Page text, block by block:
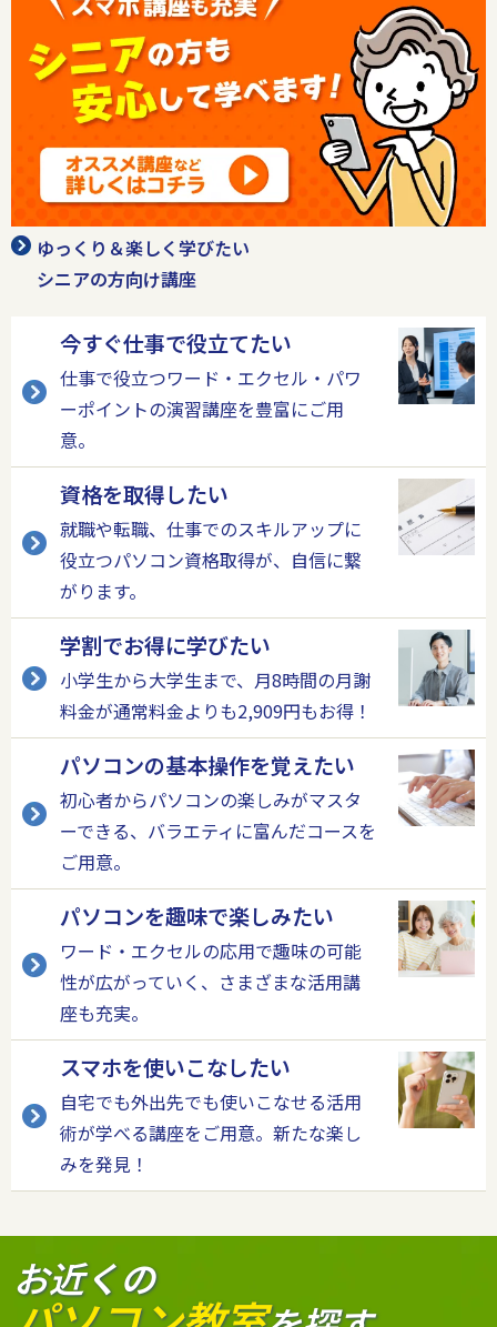
ゆっくり＆楽しく学びたい
シニアの方向け講座
今すぐ仕事で役立てたい
仕事で役立つワード・エクセル・パワ
ーポイントの演習講座を豊富にご用
意。
資格を取得したい
就職や転職、仕事でのスキルアップに
役立つパソコン資格取得が、自信に繋
がります。
学割でお得に学びたい
小学生から大学生まで、月8時間の月謝
料金が通常料金よりも2,909円もお得！
パソコンの基本操作を覚えたい
初心者からパソコンの楽しみがマスタ
ーできる、バラエティに富んだコースを
ご用意。
パソコンを趣味で楽しみたい
ワード・エクセルの応用で趣味の可能
性が広がっていく、さまざまな活用講
座も充実。
スマホを使いこなしたい
自宅でも外出先でも使いこなせる活用
術が学べる講座をご用意。新たな楽し
みを発見！
お近くの